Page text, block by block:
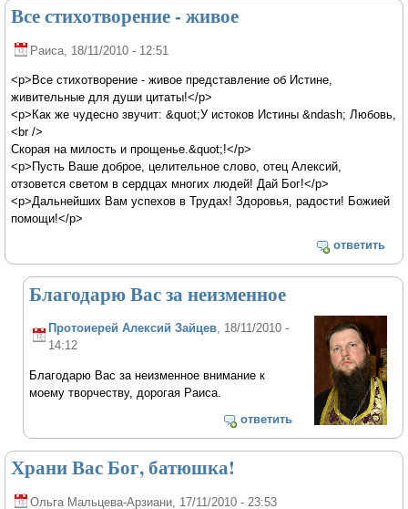
Все стихотворение - живое
Раиса , 18/11/2010 - 12:51
<p>Все стихотворение - живое представление об Истине,
живительные для души цитаты!</p>
<p>Как же чудесно звучит: &quot;У истоков Истины &ndash; Любовь,
<br />
Скорая на милость и прощенье.&quot;!</p>
<p>Пусть Ваше доброе, целительное слово, отец Алексий,
отзовется светом в сердцах многих людей! Дай Бог!</p>
<p>Дальнейших Вам успехов в Трудах! Здоровья, радости! Божией
помощи!</p>
ответить
Благодарю Вас за неизменное
Протоиерей Алексий Зайцев, 18/11/2010 -
14:12
Благодарю Вас за неизменное внимание к
моему творчеству, дорогая Раиса.
ответить
Храни Вас Бог, батюшка!
Ольга Мальцева-Арзиани, 17/11/2010 - 23:53